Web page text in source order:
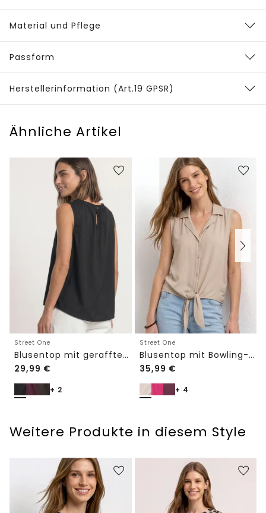
Material und Pflege
Passform
Herstellerinformation (Art.19 GPSR)
Ähnliche Artikel
Street One
Blusentop mit gerafftem Rundhals
29,99 €
+ 2
Street One
Blusentop mit Bowling-Kragen und Knoten
35,99 €
+ 4
Weitere Produkte in diesem Style